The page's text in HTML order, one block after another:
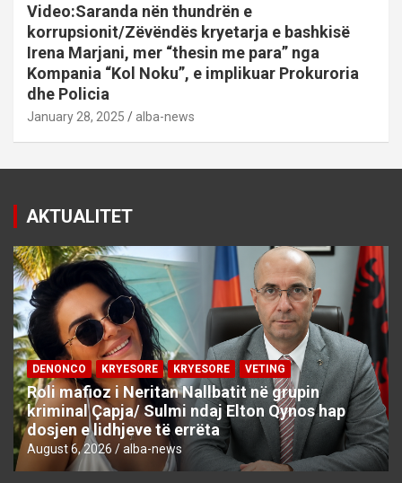
Video:Saranda nën thundrën e
korrupsionit/Zëvëndës kryetarja e bashkisë
Irena Marjani, mer “thesin me para” nga
Kompania “Kol Noku”, e implikuar Prokuroria
dhe Policia
January 28, 2025 alba-news
AKTUALITET
DENONCO KRYESORE KRYESORE VETING
Roli mafioz i Neritan Nallbatit në grupin
kriminal Çapja/ Sulmi ndaj Elton Qynos hap
dosjen e lidhjeve të errëta
August 6, 2026 alba-news